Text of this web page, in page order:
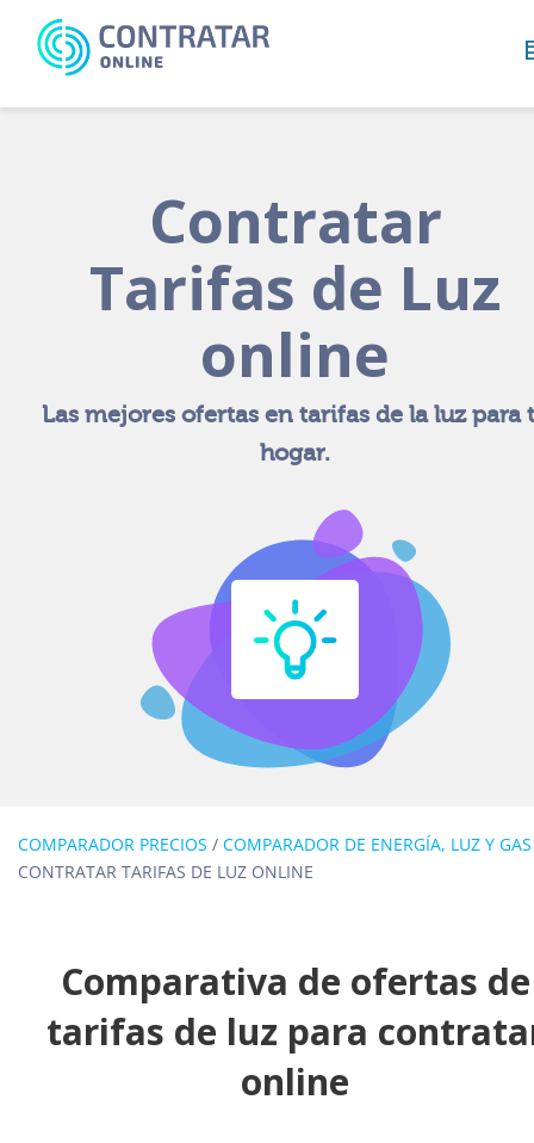
Busca
Contratar
Tarifas de Luz
online
Las mejores ofertas en tarifas de la luz para
hogar.
COMPARADOR PRECIOS / COMPARADOR DE ENERGÍA, LUZ Y GAS
CONTRATAR TARIFAS DE LUZ ONLINE
Comparativa de ofertas de
tarifas de luz para
online